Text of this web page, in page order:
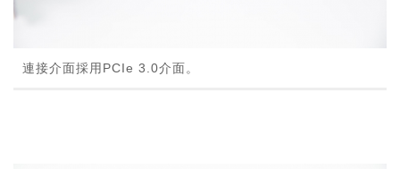
連接介面採用PCIe 3.0介面。